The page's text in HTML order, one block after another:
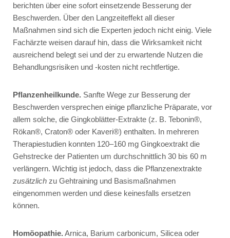
berichten über eine sofort einsetzende Besserung der
Beschwerden. Über den Langzeiteffekt all dieser
Maßnahmen sind sich die Experten jedoch nicht einig. Viele
Fachärzte weisen darauf hin, dass die Wirksamkeit nicht
ausreichend belegt sei und der zu erwartende Nutzen die
Behandlungsrisiken und -kosten nicht rechtfertige.
Pflanzenheilkunde. Sanfte Wege zur Besserung der
Beschwerden versprechen einige pflanzliche Präparate, vor
allem solche, die Gingkoblätter-Extrakte (z. B. Tebonin®,
Rökan®, Craton® oder Kaveri®) enthalten. In mehreren
Therapiestudien konnten 120–160 mg Gingkoextrakt die
Gehstrecke der Patienten um durchschnittlich 30 bis 60 m
verlängern. Wichtig ist jedoch, dass die Pflanzenextrakte
zusätzlich zu Gehtraining und Basismaßnahmen
eingenommen werden und diese keinesfalls ersetzen
können.
Homöopathie.Arnica, Barium carbonicum, Silicea oder